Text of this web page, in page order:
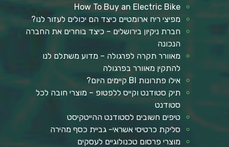
How To Buy an Electric Bike
מפיצי ריח ארומטיים כיצד הם יכולים לעזור לנו?
חברת ניקיון בירושלים – כיצד בוחרים את החברה
הנכונה
מאוורר תקרה לפרגולה – מדוע משתלם לנו
להתקין מאוורר בפרגולה
אילו פתרונות BI קיימים היום?
תיק סטודנט וקייס ללפטופ – מוצרי חובה לכל
סטודנט
טיפים חשובים לסטודנט ההייטקיסט
סליקת כרטיסי אשראי- גביית כסף מהירה
מוצרי פרסום טכנולוגיים לעסקים